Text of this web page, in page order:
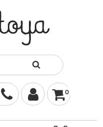
0